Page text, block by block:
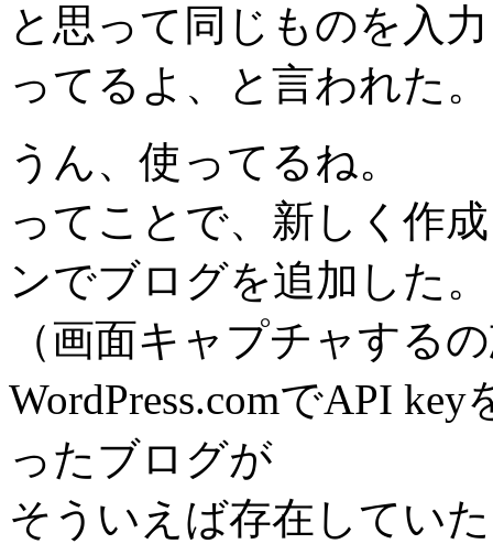
と思って同じものを入
ってるよ、と言われた。
うん、使ってるね。
ってことで、新しく作
ンでブログを追加した。
（画面キャプチャする
WordPress.comでAPI
ったブログが
そういえば存在してい